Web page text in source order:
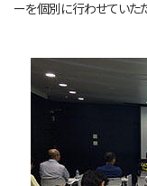
ーを個別に行わせていた